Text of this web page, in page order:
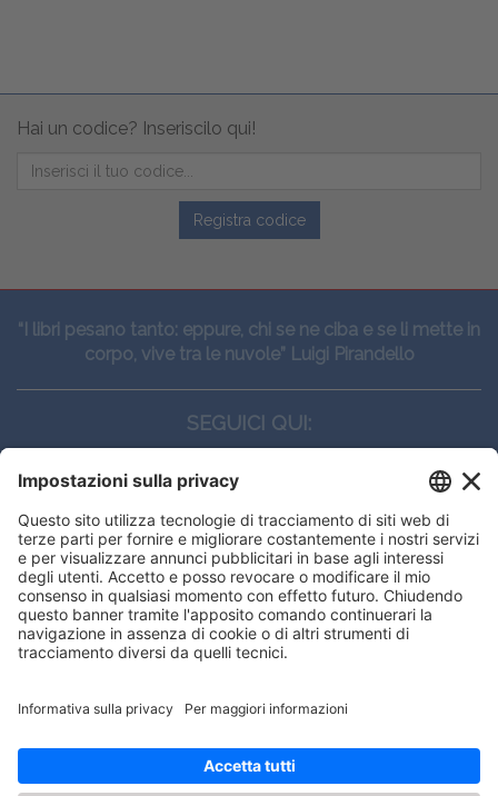
Hai un codice? Inseriscilo qui!
Registra codice
“I libri pesano tanto: eppure, chi se ne ciba e se li mette in
corpo, vive tra le nuvole” Luigi Pirandello
SEGUICI QUI:
CONTATTI
Edi.Ermes srl
Viale E. Forlanini, 21 - 20134, Milano
(+39)027021121
E-mail:eeinfo@eenet.it
ORARI
Lunedì — Giovedì: - 08:30 - 13:00 – 14:00 - 17:30
Venerdì: - 08:30 - 13:00 – 14:00 - 16:00
offrirti la migliore navigazione
OK